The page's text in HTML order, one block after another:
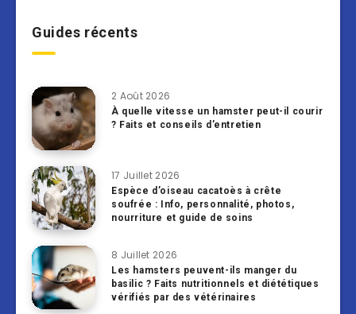
Guides récents
2 Août 2026
À quelle vitesse un hamster peut-il courir
? Faits et conseils d’entretien
17 Juillet 2026
Espèce d’oiseau cacatoès à crête
soufrée : Info, personnalité, photos,
nourriture et guide de soins
8 Juillet 2026
Les hamsters peuvent-ils manger du
basilic ? Faits nutritionnels et diététiques
vérifiés par des vétérinaires